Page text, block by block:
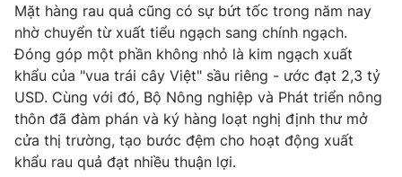
Giấy phép hoạt động báo in và báo điện tử số 483/GP-BTTTT
cấp ngày 29/12/2023
Tổng Biên tập:Vũ Thanh Thủy
Phó Tổng Biên tập:Nguyễn Thị Mỹ Hạnh, Phạm Quốc Thắng,
Nguyễn Trọng Ninh
Tổng đài VTV: 024.38 355 931 - 024.38 355 932
Ðiện thoại Thời báo VTV:
024.66 897 897
Mặt hàng rau quả cũng có sự bứt tốc trong năm nay
nhờ chuyển từ xuất tiểu ngạch sang chính ngạch.
Đóng góp một phần không nhỏ là kim ngạch xuất
khẩu của "vua trái cây Việt" sầu riêng - ước đạt 2,3 tỷ
USD. Cùng với đó, Bộ Nông nghiệp và Phát triển nông
thôn đã đàm phán và ký hàng loạt nghị định thư mở
cửa thị trường, tạo bước đệm cho hoạt động xuất
khẩu rau quả đạt nhiều thuận lợi.